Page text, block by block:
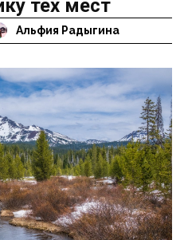
тех мест
Альфия Радыгина